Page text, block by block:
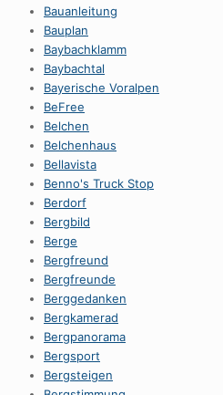
Bauanleitung
Bauplan
Baybachklamm
Baybachtal
Bayerische Voralpen
BeFree
Belchen
Belchenhaus
Bellavista
Benno's Truck Stop
Berdorf
Bergbild
Berge
Bergfreund
Bergfreunde
Berggedanken
Bergkamerad
Bergpanorama
Bergsport
Bergsteigen